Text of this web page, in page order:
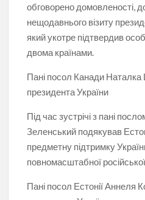
обговорено домовленості,
нещодавнього візиту
який укотре підтвердив
двома країнами.
Пані посол Канади
президента України
Під час зустрічі з пані
Зеленський подякував
предметну підтримку
повномасштабної російської
Пані посол Естонії Аннеля